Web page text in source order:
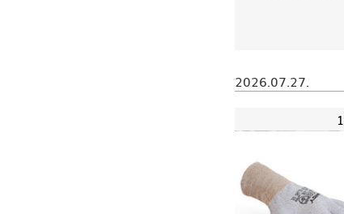
2026.07.27.